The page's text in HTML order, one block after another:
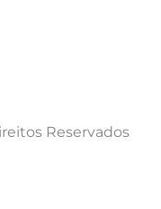
Reservados